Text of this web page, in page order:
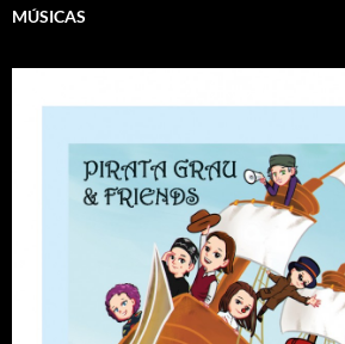
MÚSICAS